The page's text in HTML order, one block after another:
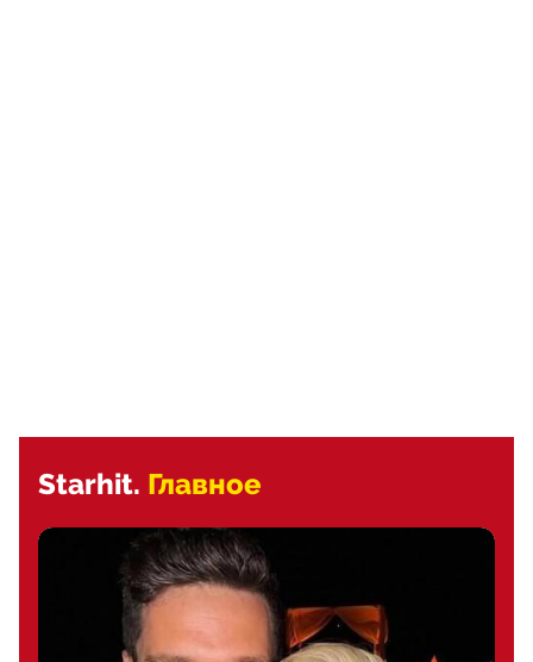
Starhit. Главное